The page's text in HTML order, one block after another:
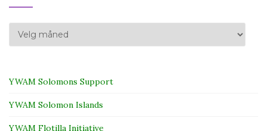
Arkiv
YWAM Solomons Support
YWAM Solomon Islands
YWAM Flotilla Initiative